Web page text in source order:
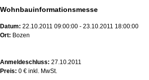
Wohnbauinformationsmesse
Datum: 22.10.2011 09:00:00 - 23.10.2011 18:00:00
Ort: Bozen
Anmeldeschluss: 27.10.2011
Preis: 0 € inkl. MwSt.